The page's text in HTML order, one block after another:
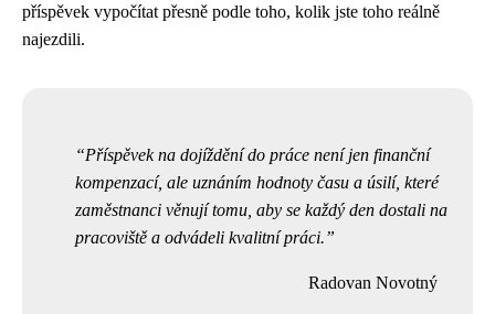
příspěvek vypočítat přesně podle toho, kolik jste toho reálně
najezdili.
Příspěvek na dojíždění do práce není jen finanční
kompenzací, ale uznáním hodnoty času a úsilí, které
zaměstnanci věnují tomu, aby se každý den dostali na
pracoviště a odvádeli kvalitní práci.
Radovan Novotný